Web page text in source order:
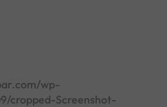
wp-
cropped-Screenshot-